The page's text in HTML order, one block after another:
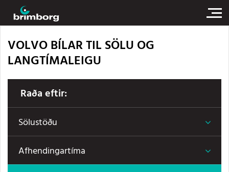
VOLVO BÍLAR TIL SÖLU OG
LANGTÍMALEIGU
Raða eftir:
Sölustöðu
Afhendingartíma